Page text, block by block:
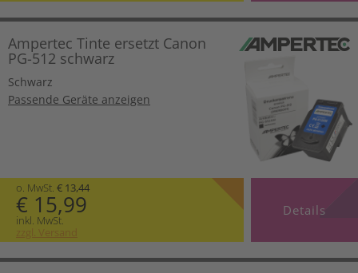
Ampertec Tinte ersetzt Canon
PG-512 schwarz
Schwarz
Passende Geräte anzeigen
o. MwSt. € 13,44
€ 15,99
inkl. MwSt.
zzgl. Versand
Details